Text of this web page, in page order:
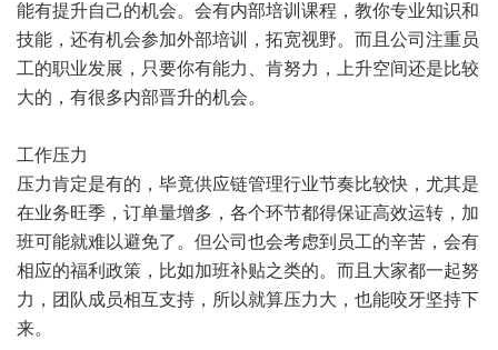
能有提升自己的机会。会有内部培训课程，教你专业知识和
技能，还有机会参加外部培训，拓宽视野。而且公司注重员
工的职业发展，只要你有能力、肯努力，上升空间还是比较
大的，有很多内部晋升的机会。
工作压力
压力肯定是有的，毕竟供应链管理行业节奏比较快，尤其是
在业务旺季，订单量增多，各个环节都得保证高效运转，加
班可能就难以避免了。但公司也会考虑到员工的辛苦，会有
相应的福利政策，比如加班补贴之类的。而且大家都一起努
力，团队成员相互支持，所以就算压力大，也能咬牙坚持下
来。